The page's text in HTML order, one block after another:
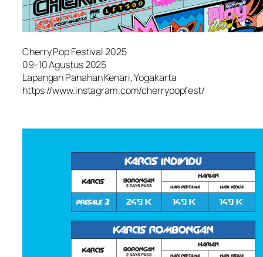
Cherry Pop Festival 2025
09-10 Agustus 2025
Lapangan Panahan Kenari, Yogakarta
https://www.instagram.com/cherrypopfest/